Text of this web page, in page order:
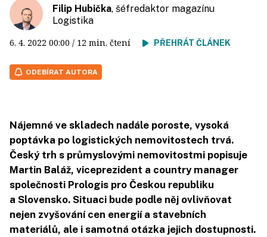
Filip Hubička, šéfredaktor magazínu
Logistika
6. 4. 2022 00:00 / 12 min. čtení PŘEHRÁT ČLÁNEK
ODEBÍRAT AUTORA
Nájemné ve skladech nadále poroste, vysoká
poptávka po logistických nemovitostech trvá.
Český trh s průmyslovými nemovitostmi popisuje
Martin Baláž, viceprezident a country manager
společnosti Prologis pro Českou republiku
a Slovensko. Situaci bude podle něj ovlivňovat
nejen zvyšování cen energií a stavebních
materiálů, ale i samotná otázka jejich dostupnosti.